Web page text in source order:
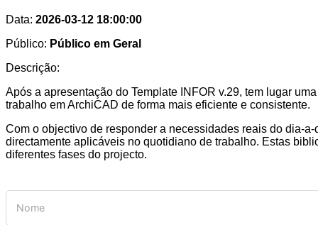
Data: 2026-03-12 18:00:00
Público: Público em Geral
Descrição:
Após a apresentação do Template INFOR v.29, tem lugar
trabalho em ArchiCAD de forma mais eficiente e consistente.
Com o objectivo de responder a necessidades reais do dia-
directamente aplicáveis no quotidiano de trabalho. Estas
diferentes fases do projecto.